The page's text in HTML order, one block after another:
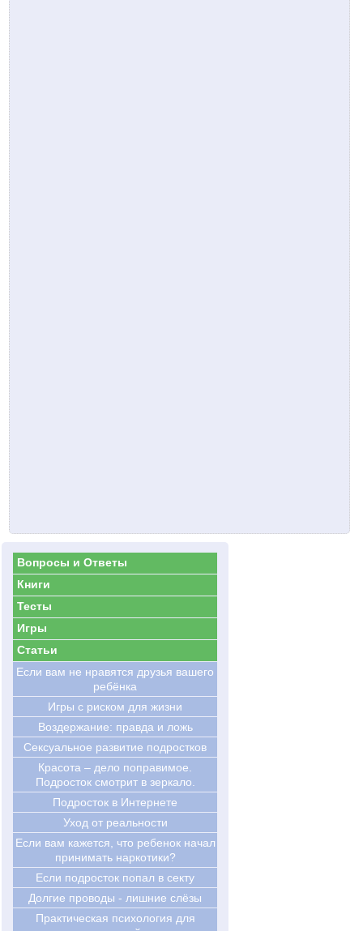
Вопросы и Ответы
Книги
Тесты
Игры
Статьи
Если вам не нравятся друзья вашего
ребёнка
Игры с риском для жизни
Воздержание: правда и ложь
Сексуальное развитие подростков
Красота – дело поправимое.
Подросток смотрит в зеркало.
Подросток в Интернете
Уход от реальности
Если вам кажется, что ребенок начал
принимать наркотики?
Если подросток попал в секту
Долгие проводы - лишние слёзы
Практическая психология для